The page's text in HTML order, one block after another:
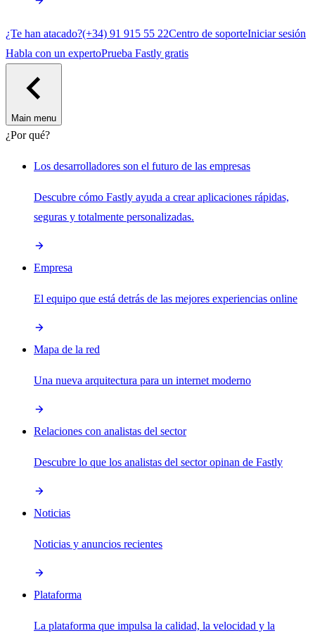
¿Te han atacado?(+34) 91 915 55 22Centro de soporteIniciar sesión
Habla con un expertoPrueba Fastly gratis
Main menu
¿Por qué?
Los desarrolladores son el futuro de las empresas
Descubre cómo Fastly ayuda a crear aplicaciones rápidas,
seguras y totalmente personalizadas.
Empresa
El equipo que está detrás de las mejores experiencias online
Mapa de la red
Una nueva arquitectura para un internet moderno
Relaciones con analistas del sector
Descubre lo que los analistas del sector opinan de Fastly
Noticias
Noticias y anuncios recientes
Plataforma
La plataforma que impulsa la calidad, la velocidad y la